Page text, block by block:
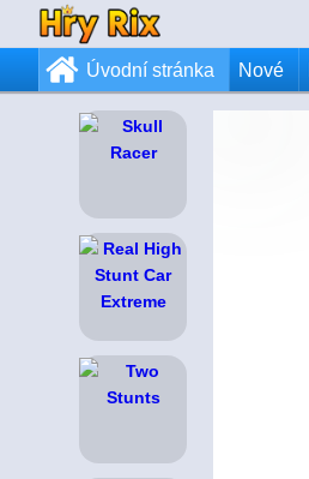
Úvodní stránka Nové